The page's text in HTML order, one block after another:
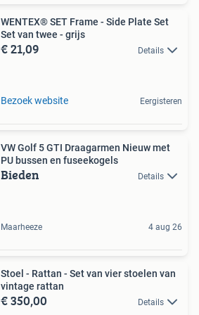
WENTEX® SET Frame - Side Plate Set
Set van twee - grijs
€ 21,09 Details
Bezoek website Eergisteren
VW Golf 5 GTI Draagarmen Nieuw met
PU bussen en fuseekogels
Bieden Details
Maarheeze 4 aug 26
Stoel - Rattan - Set van vier stoelen van
vintage rattan
€ 350,00 Details